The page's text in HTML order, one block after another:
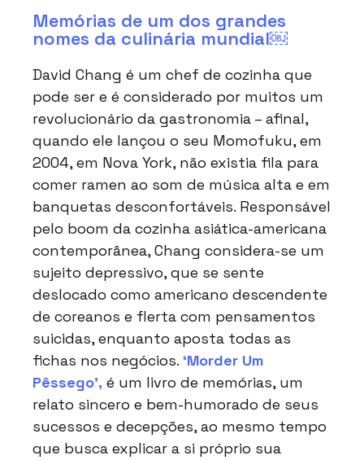
Memórias de um dos grandes
nomes da culinária mundial￼
David Chang é um chef de cozinha que
pode ser e é considerado por muitos um
revolucionário da gastronomia – afinal,
quando ele lançou o seu Momofuku, em
2004, em Nova York, não existia fila para
comer ramen ao som de música alta e em
banquetas desconfortáveis. Responsável
pelo boom da cozinha asiática-americana
contemporânea, Chang considera-se um
sujeito depressivo, que se sente
deslocado como americano descendente
de coreanos e flerta com pensamentos
suicidas, enquanto aposta todas as
fichas nos negócios. ‘Morder Um
Pêssego’, é um livro de memórias, um
relato sincero e bem-humorado de seus
sucessos e decepções, ao mesmo tempo
que busca explicar a si próprio sua